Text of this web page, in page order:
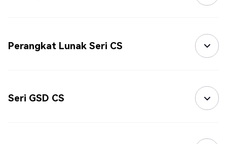
Perangkat Lunak Seri CS
Seri GSD CS